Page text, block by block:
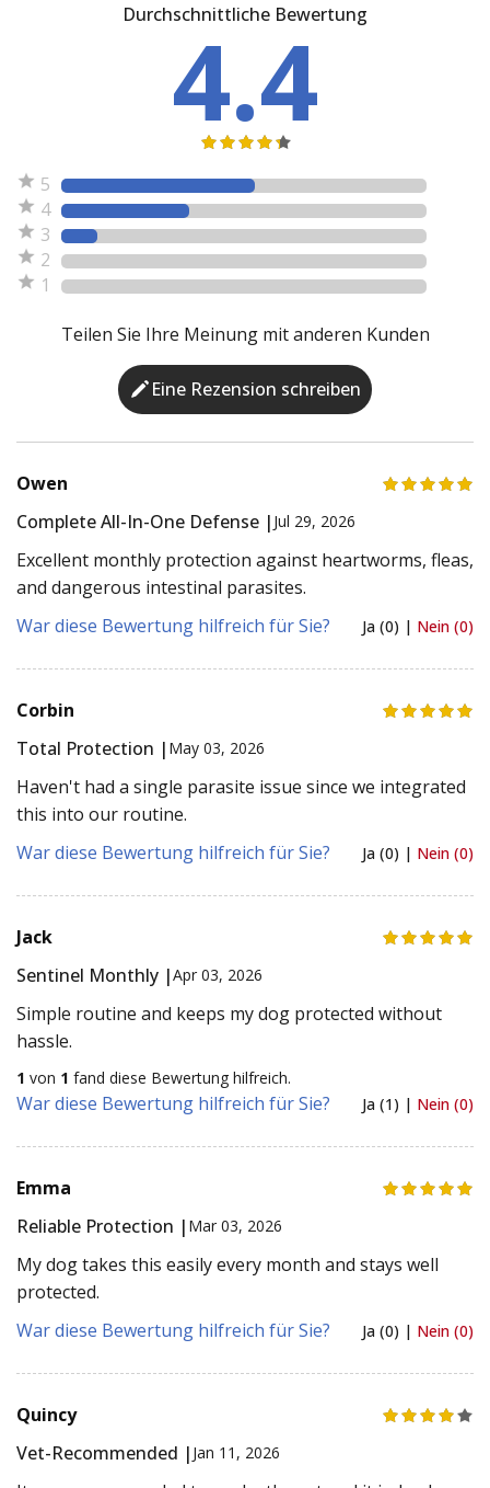
Durchschnittliche Bewertung
4.4
5
4
3
2
1
Teilen Sie Ihre Meinung mit anderen Kunden
Eine Rezension schreiben
Owen
Complete All-In-One Defense | Jul 29, 2026
Excellent monthly protection against heartworms, fleas,
and dangerous intestinal parasites.
War diese Bewertung hilfreich für Sie?
Ja (0) | Nein (0)
Corbin
Total Protection | May 03, 2026
Haven't had a single parasite issue since we integrated
this into our routine.
War diese Bewertung hilfreich für Sie?
Ja (0) | Nein (0)
Jack
Sentinel Monthly |Apr 03, 2026
Simple routine and keeps my dog protected without
hassle.
1 von 1 fand diese Bewertung hilfreich.
War diese Bewertung hilfreich für Sie? Ja (1) | Nein (0)
Emma
Reliable Protection | Mar 03, 2026
My dog takes this easily every month and stays well
protected.
War diese Bewertung hilfreich für Sie?
Ja (0) | Nein (0)
Quincy
Vet-Recommended | Jan 11, 2026